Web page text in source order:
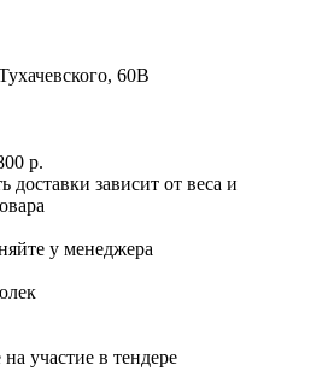
60В
р.
доставки зависит от веса и
у менеджера
участие в тендере